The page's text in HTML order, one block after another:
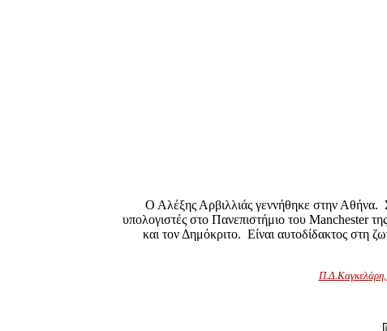
Ο Αλέξης Αρβιλλιάς γεννήθηκε στην Αθήνα.
υπολογιστές στο Πανεπιστήμιο του Manchester
και τον Δημόκριτο. Είναι αυτοδίδακτος στη
Π.Δ.Καγκελάρη,